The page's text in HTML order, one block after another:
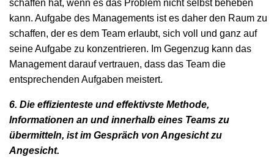
schaffen hat, wenn es das Problem nicht selbst beheben
kann. Aufgabe des Managements ist es daher den Raum zu
schaffen, der es dem Team erlaubt, sich voll und ganz auf
seine Aufgabe zu konzentrieren. Im Gegenzug kann das
Management darauf vertrauen, dass das Team die
entsprechenden Aufgaben meistert.
6. Die effizienteste und effektivste Methode,
Informationen an und innerhalb eines Teams zu
übermitteln, ist im Gespräch von Angesicht zu
Angesicht.